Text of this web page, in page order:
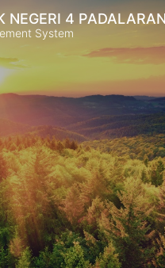
NEGERI 4
System